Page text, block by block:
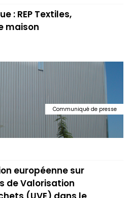
: REP Textiles,
maison
Communiqué de presse
européenne sur
de Valorisation